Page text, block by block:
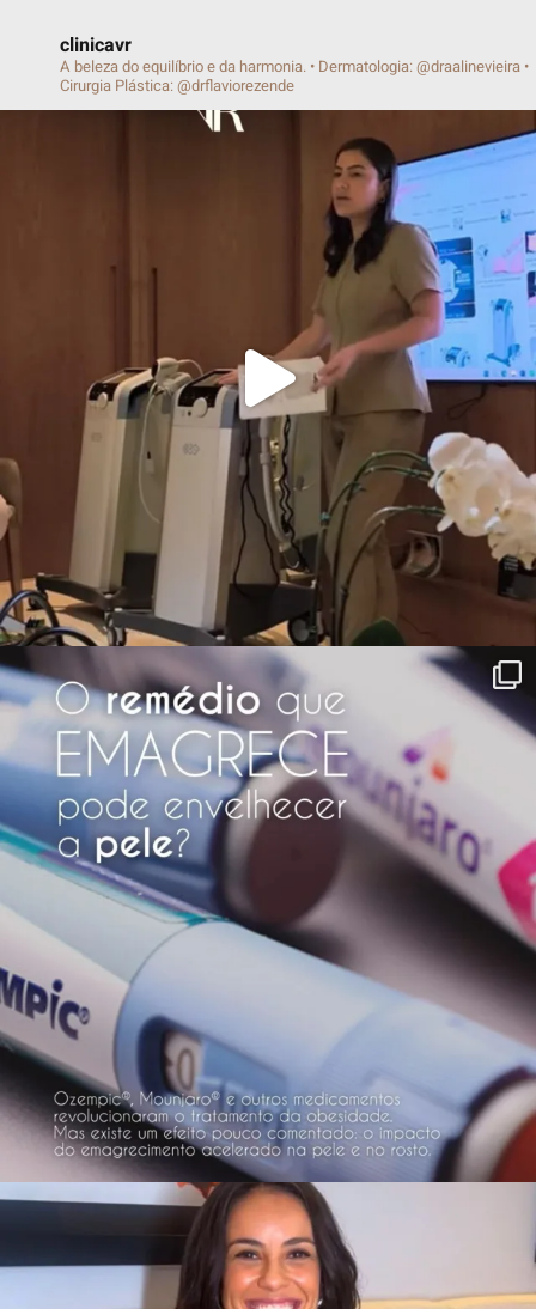
Protocolo Verão
Ver Todos
Siga nosso Instagram
clinicavr
A beleza do equilíbrio e da harmonia.• Dermatologia: @draalinevieira•
Cirurgia Plástica: @drflaviorezende